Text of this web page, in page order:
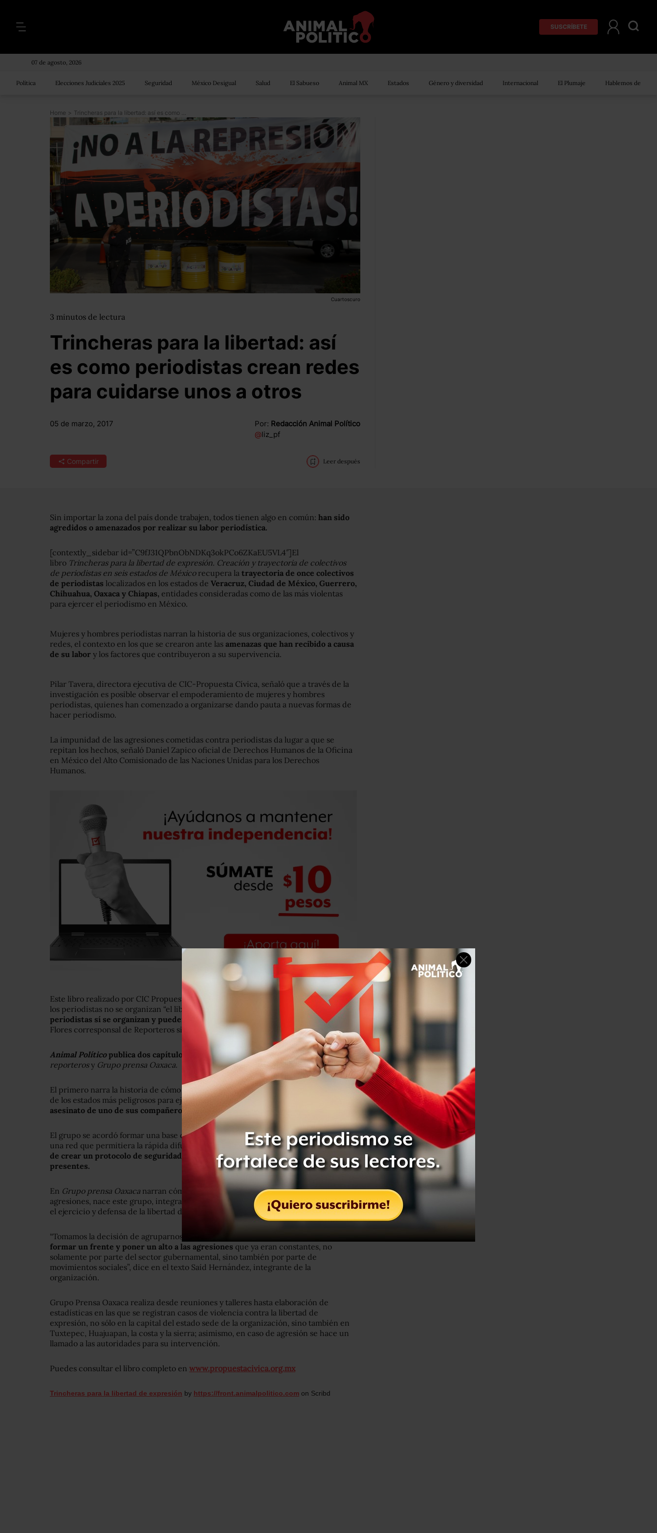
SUSCRÍBETE
07 de agosto, 2026
Política Elecciones Judiciales 2025 Seguridad México Desigual Salud El Sabueso Animal MX Estados Género y diversidad Internacional El Plumaje Hablemos de
Home > Trincheras para la libertad: así es como periodistas crean redes para cuidarse unos a otros
Cuartoscuro
3 minutos de lectura
Trincheras para la libertad: así
es como periodistas crean redes
para cuidarse unos a otros
05 de marzo, 2017 Por: Redacción Animal Político
@liz_pf
Compartir Leer después
Sin importar la zona del país donde trabajen, todos tienen algo en común: han sido
agredidos o amenazados por realizar su labor periodística.
[contextly_sidebar id=”C9fJ31QPbnObNDKq3okPCo6ZKaEU5VL4″]El
libro Trincheras para la libertad de expresión. Creación y trayectoria de colectivos
de periodistas en seis estados de Méxicorecupera la trayectoria de once colectivos
de periodistas localizados en los estados de Veracruz, Ciudad de México, Guerrero,
Chihuahua, Oaxaca y Chiapas, entidades consideradas como de las más violentas
para ejercer el periodismo en México.
Mujeres y hombres periodistas narran la historia de sus organizaciones, colectivos y
redes, el contexto en los que se crearon ante las amenazas que han recibido a causa
de su labor y los factores que contribuyeron a su supervivencia.
Pilar Tavera, directora ejecutiva de CIC-Propuesta Cívica, señaló que a través de la
investigación es posible observar el empoderamiento de mujeres y hombres
periodistas, quienes han comenzado a organizarse dando pauta a nuevas formas de
hacer periodismo.
La impunidad de las agresiones cometidas contra periodistas da lugar a que se
repitan los hechos, señaló Daniel Zapico oficial de Derechos Humanos de la Oficina
en México del Alto Comisionado de las Naciones Unidas para los Derechos
Humanos.
Este libro realizado por CIC Propuesta Cívica rompe con la idea generalizada de que
los periodistas no se organizan “el libro hace una foto clarísima de que
los
periodistas sí se organizan y pueden hablar por ellos mismos”,
añadió Balbina
Flores corresponsal de Reporteros sin Fronteras en México.
Animal Políticopublica dos capítulos de este texto: Reporteros defendiendo
reporterosy Grupo prensa Oaxaca.
El primero narra la historia de cómo un grupo de comunicadores de Guerrero, uno
de los estados más peligrosos para ejercer el periodismo,
asesinato de uno de sus compañeros para crear una red de seguridad.
El grupo se acordó formar una base de datos de las y los periodistas para contar con
una red que permitiera la rápida difusión de información en caso de alerta,además
de crear un protocolo de seguridad para ser empleado por todos los periodistas
presentes.
En Grupo prensa Oaxaca narran cómo en 2012, derivado del aumento de las
agresiones, nace este grupo, integrado por periodistas en activo y cuyo objetivo es
el ejercicio y defensa de la libertad de expresión.
“Tomamos la decisión de agruparnos primero, para compartir ideas, y segundo, para
formar un frente y poner un alto a las agresiones que ya eran constantes, no
solamente por parte del sector gubernamental, sino también por parte de
movimientos sociales”, dice en el texto Saíd Hernández, integrante de la
organización.
Grupo Prensa Oaxaca realiza desde reuniones y talleres hasta elaboración de
estadísticas en las que se registran casos de violencia contra la libertad de
expresión, no sólo en la capital del estado sede de la organización, sino también en
Tuxtepec, Huajuapan, la costa y la sierra; asimismo, en caso de agresión se hace un
llamado a las autoridades para su intervención.
Puedes consultar el libro completo en www.propuestacivica.org.mx
Trincheras para la libertad de expresión by https://front.animalpolitico.com on Scribd